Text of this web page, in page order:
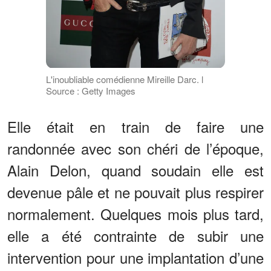
L'inoubliable comédienne Mireille Darc. l
Source : Getty Images
Elle était en train de faire une
randonnée avec son chéri de l’époque,
Alain Delon, quand soudain elle est
devenue pâle et ne pouvait plus respirer
normalement. Quelques mois plus tard,
elle a été contrainte de subir une
intervention pour une implantation d’une